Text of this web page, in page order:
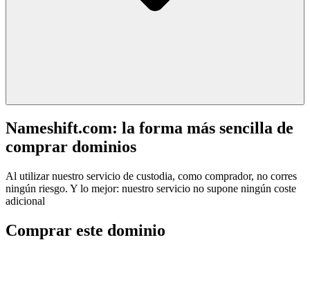
Nameshift.com: la forma más sencilla de
comprar dominios
Al utilizar nuestro servicio de custodia, como comprador, no corres
ningún riesgo. Y lo mejor: nuestro servicio no supone ningún coste
adicional
Comprar este dominio